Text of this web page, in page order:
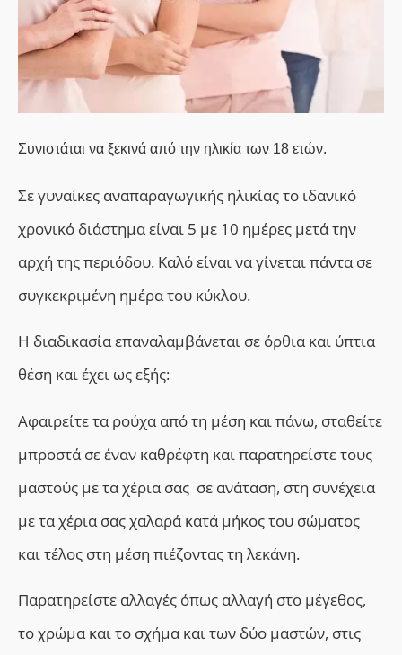
Συνιστάται να ξεκινά από την ηλικία των 18 ετών.
Σε γυναίκες αναπαραγωγικής ηλικίας το ιδανικό
χρονικό διάστημα είναι 5 με 10 ημέρες μετά την
αρχή της περιόδου. Καλό είναι να γίνεται πάντα σε
συγκεκριμένη ημέρα του κύκλου.
Η διαδικασία επαναλαμβάνεται σε όρθια και ύπτια
θέση και έχει ως εξής:
Aφαιρείτε τα ρούχα από τη μέση και πάνω, σταθείτε
μπροστά σε έναν καθρέφτη και παρατηρείστε τους
μαστούς με τα χέρια σας σε ανάταση, στη συνέχεια
με τα χέρια σας χαλαρά κατά μήκος του σώματος
και τέλος στη μέση πιέζοντας τη λεκάνη.
Παρατηρείστε αλλαγές όπως αλλαγή στο μέγεθος,
το χρώμα και το σχήμα και των δύο μαστών, στις